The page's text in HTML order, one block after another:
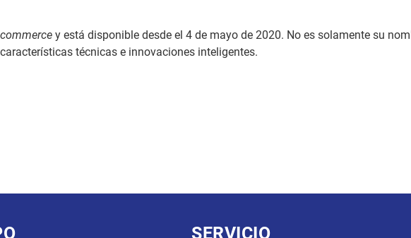
y está disponible desde el 4 de mayo de 2020. No es solamente su
técnicas e innovaciones inteligentes.
SERVICIO